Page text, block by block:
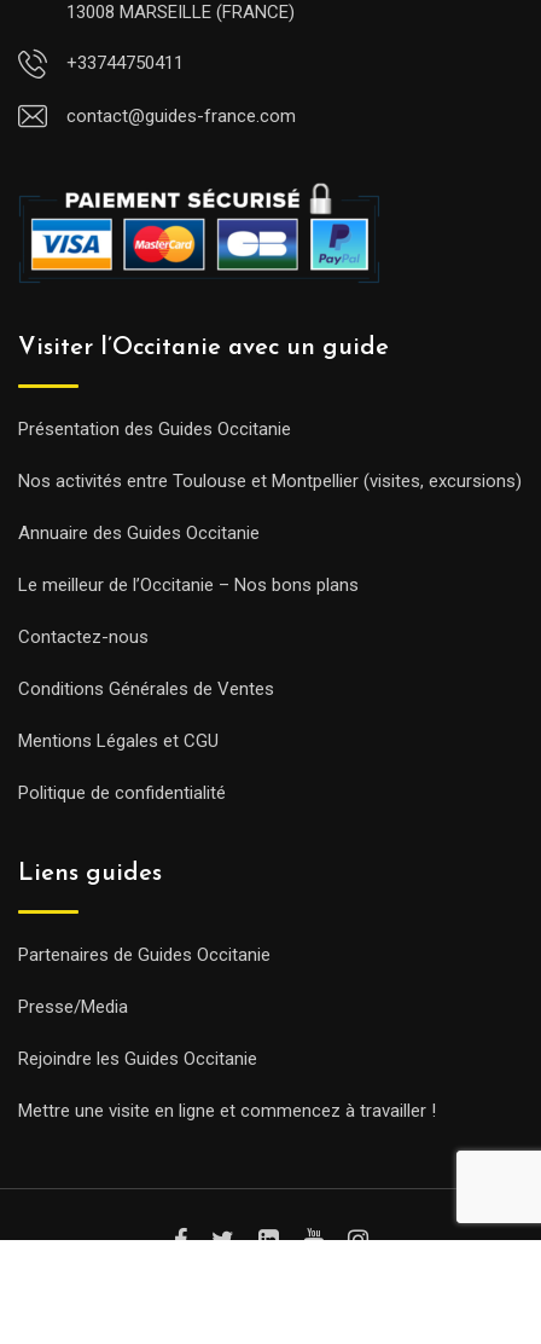
13008 MARSEILLE (FRANCE)
+33744750411
contact@guides-france.com
Visiter l’Occitanie avec un guide
Présentation des Guides Occitanie
Nos activités entre Toulouse et Montpellier (visites, excursions)
Annuaire des Guides Occitanie
Le meilleur de l’Occitanie – Nos bons plans
Contactez-nous
Conditions Générales de Ventes
Mentions Légales et CGU
Politique de confidentialité
Liens guides
Partenaires de Guides Occitanie
Presse/Media
Rejoindre les Guides Occitanie
Mettre une visite en ligne et commencez à travailler !